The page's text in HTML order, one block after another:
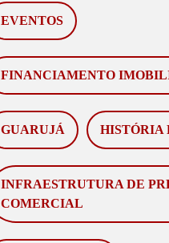
EVENTOS
FINANCIAMENTO
GUARUJÁ HISTÓRIA
INFRAESTRUTURA DE
COMERCIAL